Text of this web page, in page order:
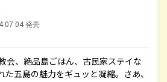
発売
会、絶品島ごはん、古民家ステイな
た五島の魅力をギュッと凝縮。さあ、